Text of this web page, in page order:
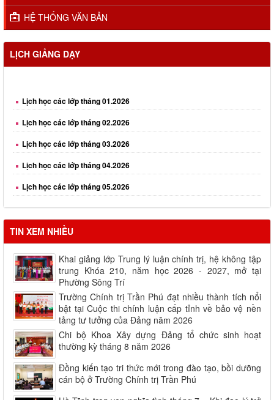
HỆ THỐNG VĂN BẢN
LỊCH GIẢNG DẠY
Lịch học các lớp tháng 02.2026
Lịch học các lớp tháng 03.2026
Lịch học các lớp tháng 04.2026
Lịch học các lớp tháng 05.2026
Lịch học các lớp tháng 06.2026
TIN XEM NHIỀU
Khai giảng lớp Trung lý luận chính trị, hệ không tập
trung Khóa 210, năm học 2026 - 2027, mở tại
Phường Sông Trí
Trường Chính trị Trần Phú đạt nhiều thành tích nổi
bật tại Cuộc thi chính luận cấp tỉnh về bảo vệ nền
tảng tư tưởng của Đảng năm 2026
Chi bộ Khoa Xây dựng Đảng tổ chức sinh hoạt
thường kỳ tháng 8 năm 2026
Đồng kiến tạo tri thức mới trong đào tạo, bồi dưỡng
cán bộ ở Trường Chính trị Trần Phú